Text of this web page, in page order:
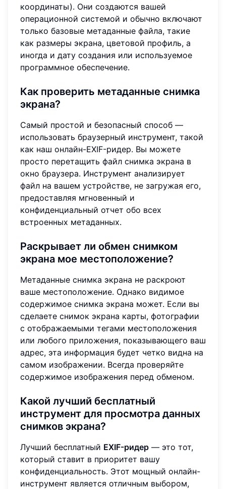
координаты). Они создаются вашей
операционной системой и обычно включают
только базовые метаданные файла, такие
как размеры экрана, цветовой профиль, а
иногда и дату создания или используемое
программное обеспечение.
Как проверить метаданные снимка
экрана?
Самый простой и безопасный способ —
использовать браузерный инструмент, такой
как наш онлайн-EXIF-ридер. Вы можете
просто перетащить файл снимка экрана в
окно браузера. Инструмент анализирует
файл на вашем устройстве, не загружая его,
предоставляя мгновенный и
конфиденциальный отчет обо всех
встроенных метаданных.
Раскрывает ли обмен снимком
экрана мое местоположение?
Метаданные снимка экрана не раскроют
ваше местоположение. Однако видимое
содержимое снимка экрана может. Если вы
сделаете снимок экрана карты, фотографии
с отображаемыми тегами местоположения
или любого приложения, показывающего ваш
адрес, эта информация будет четко видна на
самом изображении. Всегда проверяйте
содержимое изображения перед обменом.
Какой лучший бесплатный
инструмент для просмотра данных
снимков экрана?
Лучший бесплатный EXIF-ридер — это тот,
который ставит в приоритет вашу
конфиденциальность. Этот мощный онлайн-
инструмент является отличным выбором,